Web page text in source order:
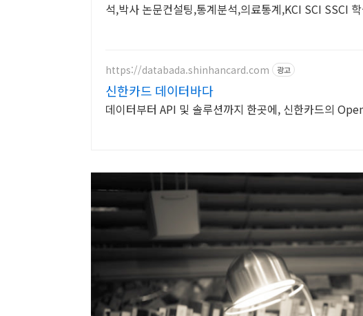
석,박사 논문컨설팅,통계분석,의료통계,KCI SCI SSCI
https://databada.shinhancard.com 광고
신한카드 데이터바다
데이터부터 API 및 솔루션까지 한곳에, 신한카드의